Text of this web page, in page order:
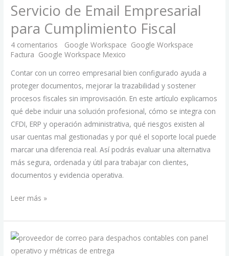
Servicio de Email Empresarial
para Cumplimiento Fiscal
4 comentarios Google Workspace Google Workspace
Factura Google Workspace Mexico
Contar con un correo empresarial bien configurado ayuda a
proteger documentos, mejorar la trazabilidad y sostener
procesos fiscales sin improvisación. En este artículo explicamos
qué debe incluir una solución profesional, cómo se integra con
CFDI, ERP y operación administrativa, qué riesgos existen al
usar cuentas mal gestionadas y por qué el soporte local puede
marcar una diferencia real. Así podrás evaluar una alternativa
más segura, ordenada y útil para trabajar con clientes,
documentos y evidencia operativa.
Empresarial
Cumplimiento
Fiscal
Leer más »
Proveedor
de